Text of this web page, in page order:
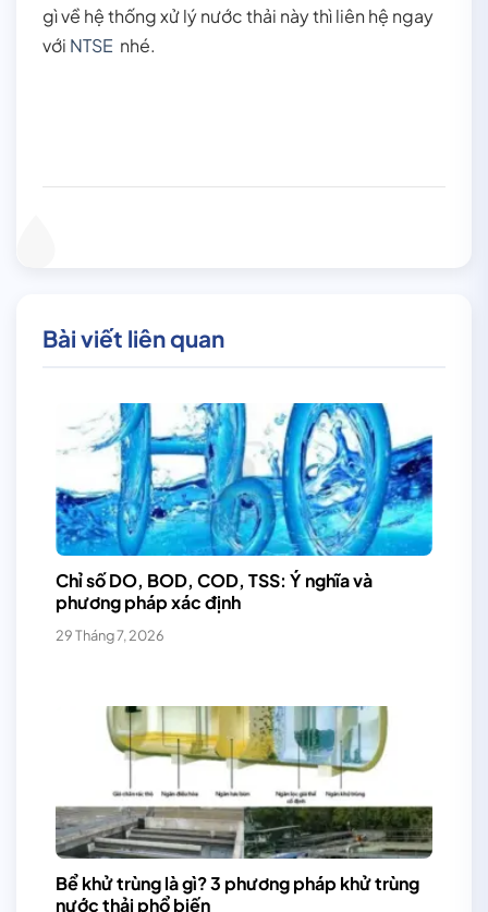
gì về hệ thống xử lý nước thải này thì liên hệ ngay
với NTSE nhé.
Bài viết liên quan
Chỉ số DO, BOD, COD, TSS: Ý nghĩa và
phương pháp xác định
29 Tháng 7, 2026
Bể khử trùng là gì? 3 phương pháp khử trùng
nước thải phổ biến